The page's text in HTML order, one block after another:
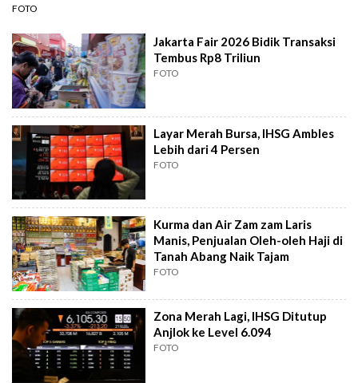
FOTO
Jakarta Fair 2026 Bidik Transaksi
Tembus Rp8 Triliun
FOTO
Layar Merah Bursa, IHSG Ambles
Lebih dari 4 Persen
FOTO
Kurma dan Air Zam zam Laris
Manis, Penjualan Oleh-oleh Haji di
Tanah Abang Naik Tajam
FOTO
Zona Merah Lagi, IHSG Ditutup
Anjlok ke Level 6.094
FOTO